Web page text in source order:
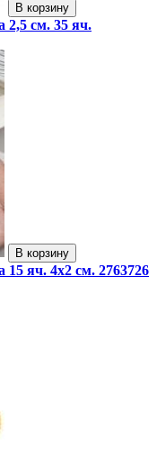
В корзину
2,5 см. 35 яч.
В корзину
яч. 4х2 см. 2763726